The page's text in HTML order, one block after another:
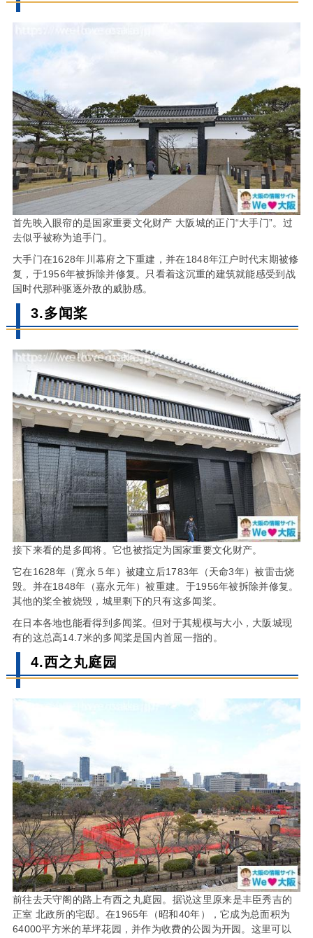
首先映入眼帘的是国家重要文化财产 大阪城的正门“大手门”。过
去似乎被称为追手门。
大手门在1628年川幕府之下重建，并在1848年江户时代末期被修
复，于1956年被拆除并修复。只看着这沉重的建筑就能感受到战
国时代那种驱逐外敌的威胁感。
3.多闻桨
接下来看的是多闻将。它也被指定为国家重要文化财产。
它在1628年（寛永５年）被建立后1783年（天命3年）被雷击烧
毁。并在1848年（嘉永元年）被重建。于1956年被拆除并修复。
其他的桨全被烧毁，城里剩下的只有这多闻桨。
在日本各地也能看得到多闻桨。但对于其规模与大小，大阪城现
有的这总高14.7米的多闻桨是国内首屈一指的。
4.西之丸庭园
前往去天守阁的路上有西之丸庭园。据说这里原来是丰臣秀吉的
正室 北政所的宅邸。在1965年（昭和40年），它成为总面积为
64000平方米的草坪花园，并作为收费的公园为开园。这里可以